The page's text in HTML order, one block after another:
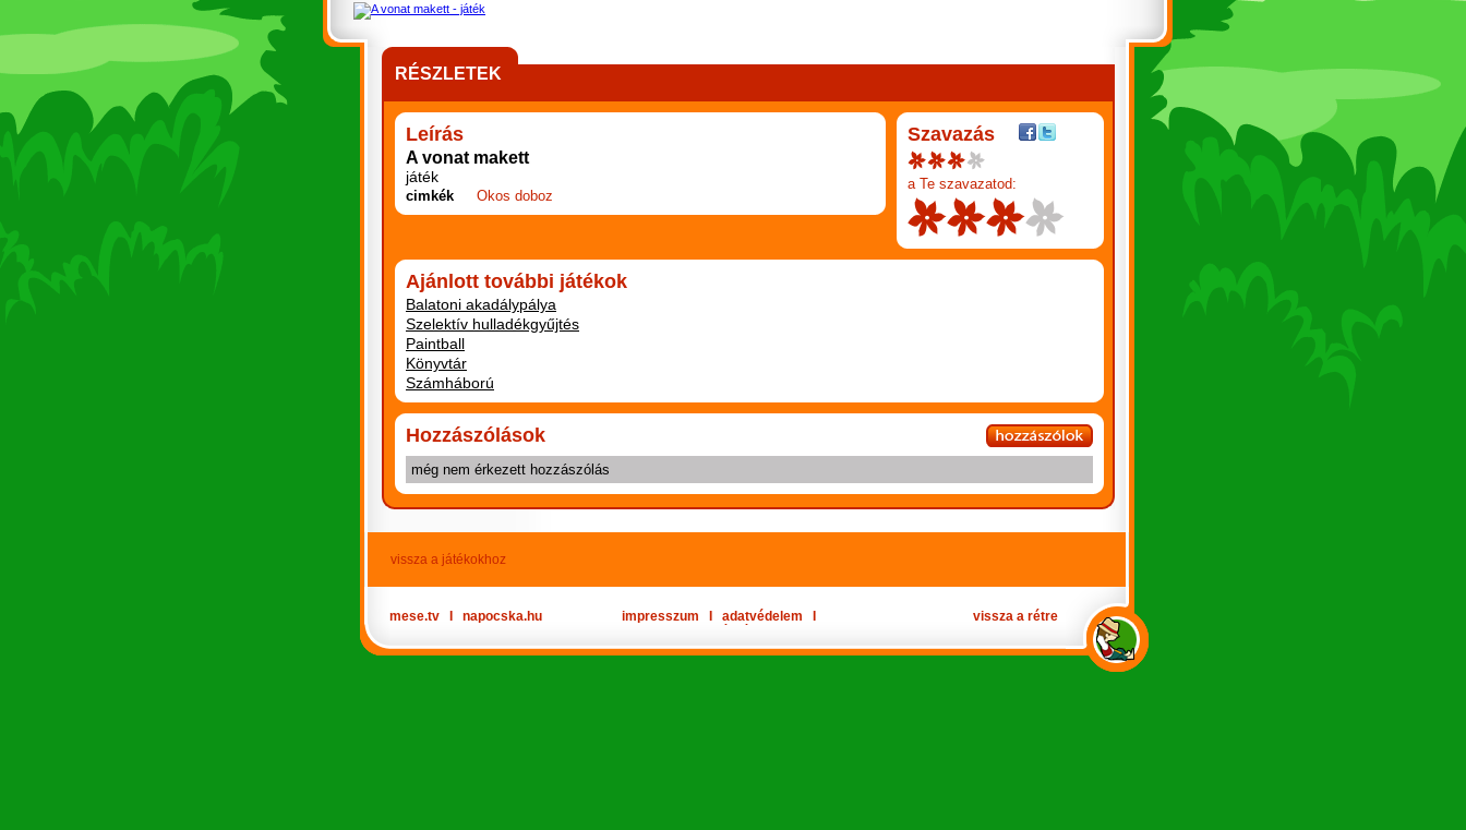
RÉSZLETEK
Leírás
A vonat makett
játék
cimkék Okos doboz
Szavazás
a Te szavazatod:
Ajánlott további játékok
Balatoni akadálypálya
Szelektív hulladékgyűjtés
Paintball
Könyvtár
Számháború
Hozzászólások
még nem érkezett hozzászólás
vissza a játékokhoz
mese.tv napocska.hu impresszum adatvédelem vissza a rétre